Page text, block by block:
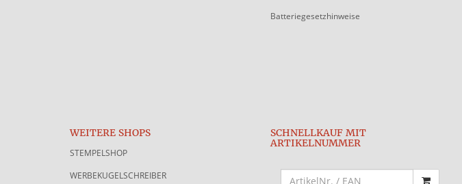
Batteriegesetzhinweise
WEITERE SHOPS
STEMPELSHOP
WERBEKUGELSCHREIBER
SCHNELLKAUF MIT
ARTIKELNUMMER